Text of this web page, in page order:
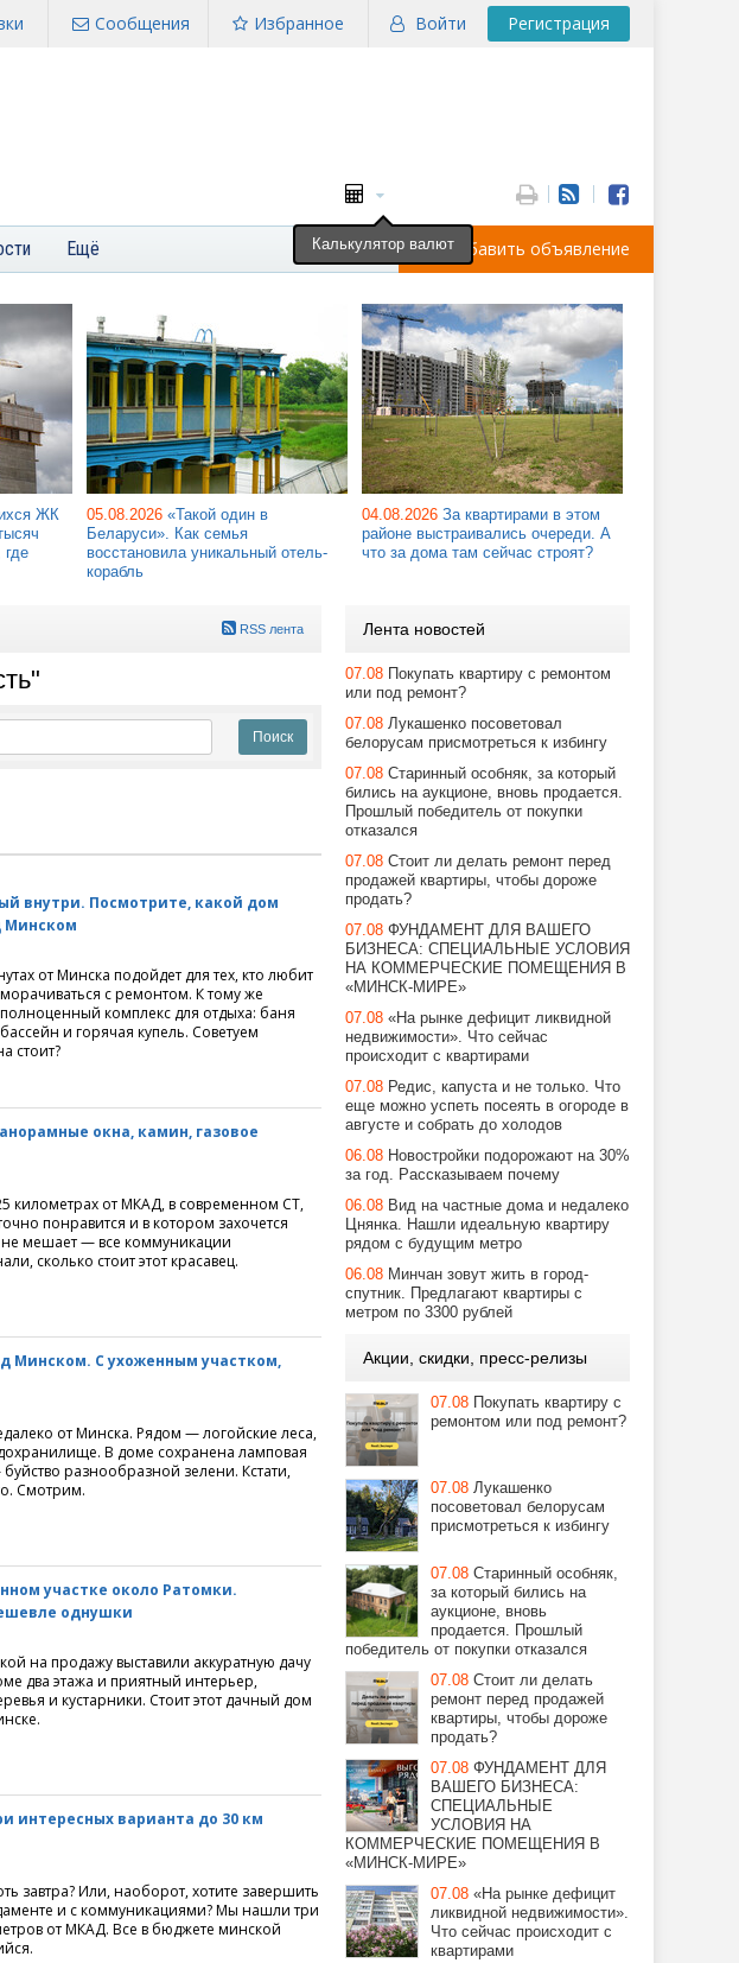
Войти Регистрация
Избранное
Сообщения
Ещё Добавить объявление
ЖК
05.08.2026 «Такой один в
Беларуси». Как семья
восстановила уникальный отель-
корабль
04.08.2026 За квартирами в этом
районе выстраивались очереди. А
что за дома там сейчас строят?
RSS лента
внутри. Посмотрите, какой дом
Минском
от Минска подойдет для тех, кто любит
с ремонтом. К тому же
комплекс для отдыха: баня
и горячая купель. Советуем
стоит?
окна, камин, газовое
километрах от МКАД, в современном СТ,
понравится и в котором захочется
мешает — все коммуникации
сколько стоит этот красавец.
Минском. С ухоженным участком,
от Минска. Рядом — логойские леса,
В доме сохранена ламповая
разнообразной зелени. Кстати,
Смотрим.
участке около Ратомки.
однушки
на продажу выставили аккуратную дачу
два этажа и приятный интерьер,
и кустарники. Стоит этот дачный дом
интересных варианта до 30 км
завтра? Или, наоборот, хотите завершить
и с коммуникациями? Мы нашли три
от МКАД. Все в бюджете минской
Лента новостей
07.08 Покупать квартиру с ремонтом
или под ремонт?
07.08 Лукашенко посоветовал
белорусам присмотреться к избингу
07.08 Старинный особняк, за который
бились на аукционе, вновь продается.
Прошлый победитель от покупки
отказался
07.08 Стоит ли делать ремонт перед
продажей квартиры, чтобы дороже
продать?
07.08 ФУНДАМЕНТ ДЛЯ ВАШЕГО
БИЗНЕСА: СПЕЦИАЛЬНЫЕ УСЛОВИЯ
НА КОММЕРЧЕСКИЕ ПОМЕЩЕНИЯ В
«МИНСК-МИРЕ»
07.08 «На рынке дефицит ликвидной
недвижимости». Что сейчас
происходит с квартирами
07.08 Редис, капуста и не только. Что
еще можно успеть посеять в огороде в
августе и собрать до холодов
06.08 Новостройки подорожают на 30%
за год. Рассказываем почему
06.08 Вид на частные дома и недалеко
Цнянка. Нашли идеальную квартиру
рядом с будущим метро
06.08 Минчан зовут жить в город-
спутник. Предлагают квартиры с
метром по 3300 рублей
Акции, скидки, пресс-релизы
07.08 Покупать квартиру с
ремонтом или под ремонт?
07.08 Лукашенко
посоветовал белорусам
присмотреться к избингу
07.08 Старинный особняк,
за который бились на
аукционе, вновь
продается. Прошлый
победитель от покупки отказался
07.08 Стоит ли делать
ремонт перед продажей
квартиры, чтобы дороже
продать?
07.08 ФУНДАМЕНТ ДЛЯ
ВАШЕГО БИЗНЕСА:
СПЕЦИАЛЬНЫЕ
УСЛОВИЯ НА
КОММЕРЧЕСКИЕ ПОМЕЩЕНИЯ В
«МИНСК-МИРЕ»
07.08 «На рынке дефицит
ликвидной недвижимости».
Что сейчас происходит с
квартирами
Калькулятор валют